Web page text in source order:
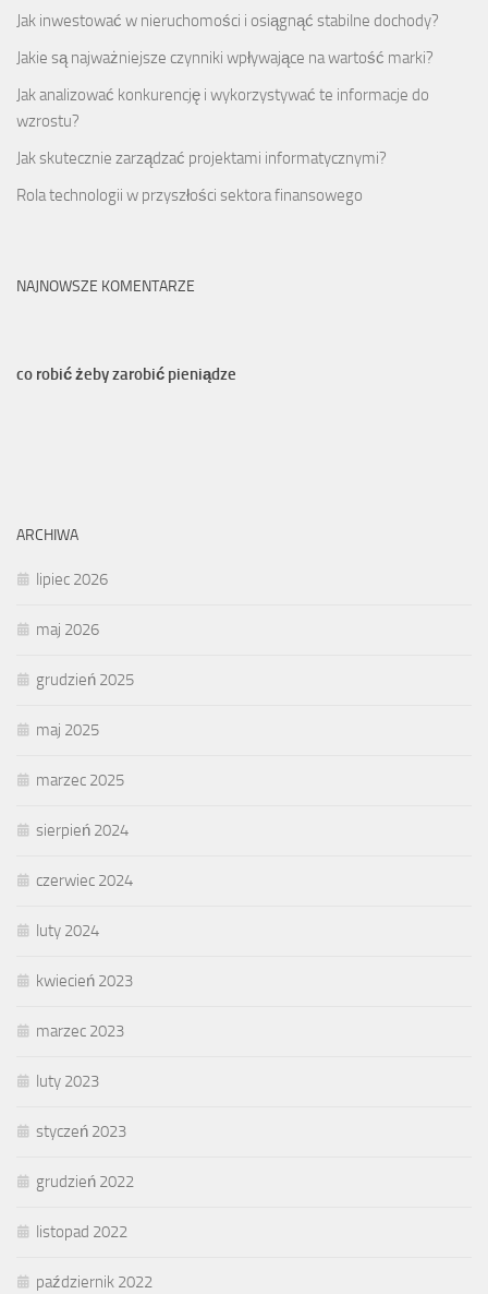
Jak inwestować w nieruchomości i osiągnąć stabilne dochody?
Jakie są najważniejsze czynniki wpływające na wartość marki?
Jak analizować konkurencję i wykorzystywać te informacje do
wzrostu?
Jak skutecznie zarządzać projektami informatycznymi?
Rola technologii w przyszłości sektora finansowego
NAJNOWSZE KOMENTARZE
co robić żeby zarobić pieniądze
ARCHIWA
lipiec 2026
maj 2026
grudzień 2025
maj 2025
marzec 2025
sierpień 2024
czerwiec 2024
luty 2024
kwiecień 2023
marzec 2023
luty 2023
styczeń 2023
grudzień 2022
listopad 2022
październik 2022